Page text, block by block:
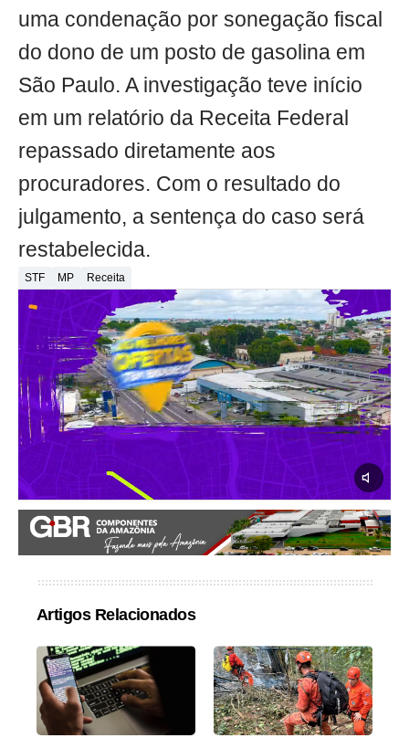
uma condenação por sonegação fiscal
do dono de um posto de gasolina em
São Paulo. A investigação teve início
em um relatório da Receita Federal
repassado diretamente aos
procuradores. Com o resultado do
julgamento, a sentença do caso será
restabelecida.
STF MP Receita
Artigos Relacionados